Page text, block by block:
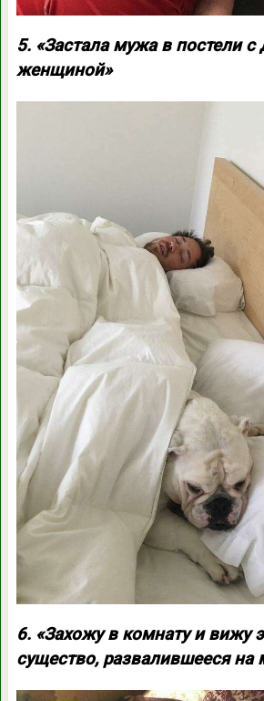
5. «Застала мужа в постели с
женщиной»
6. «Захожу в комнату и вижу
существо, развалившееся на